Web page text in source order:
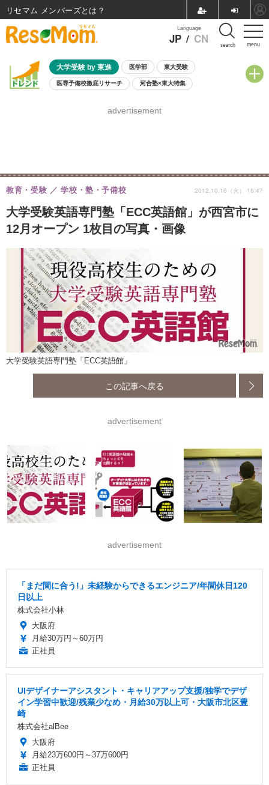
menu
Language
JP / CN search
大学受験 by 東進 医学部 東大受験
医専予備校徹底リサーチ 河合塾×東大特集
8月開催学校説明会・相談会
advertisement
大学受験英語専門塾「ECC英語館」が西宮市に
12月オープン 1枚目の写真・画像
教育・受験 学校・塾・予備校 2012.10.16（火） 16:47
大学受験英語専門塾「ECC英語館」
この記事へ戻る
advertisement
advertisement
「まだ間に合う!」未経験からできるエンジニア/年間休日120
日以上
株式会社小林
大阪府
月給30万円～60万円
正社員
UIデザイナーアシスタント・キャリアアップ支援/独学でデザ
イン学習中歓迎/残業少なめ・月給30万以上可・大阪市北区豊
崎
株式会社alBee
大阪府
月給23万600円～37万600円
正社員
リセマム メンバーズ